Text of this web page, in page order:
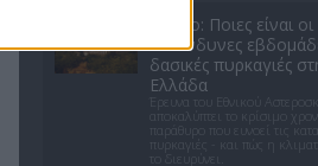
Meteo: Ποιες είναι
επικίνδυνες
δασικές πυρκαγιές
Ελλάδα
Έρευνα του Εθνικού
αποκαλύπτει το κρίσιμο
παράθυρο που ευνοεί τις
πυρκαγιές - και πώς η
το διευρύνει.